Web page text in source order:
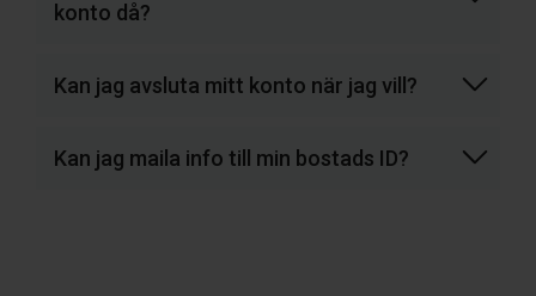
konto då?
Kan jag avsluta mitt konto när jag vill?
Kan jag maila info till min bostads ID?